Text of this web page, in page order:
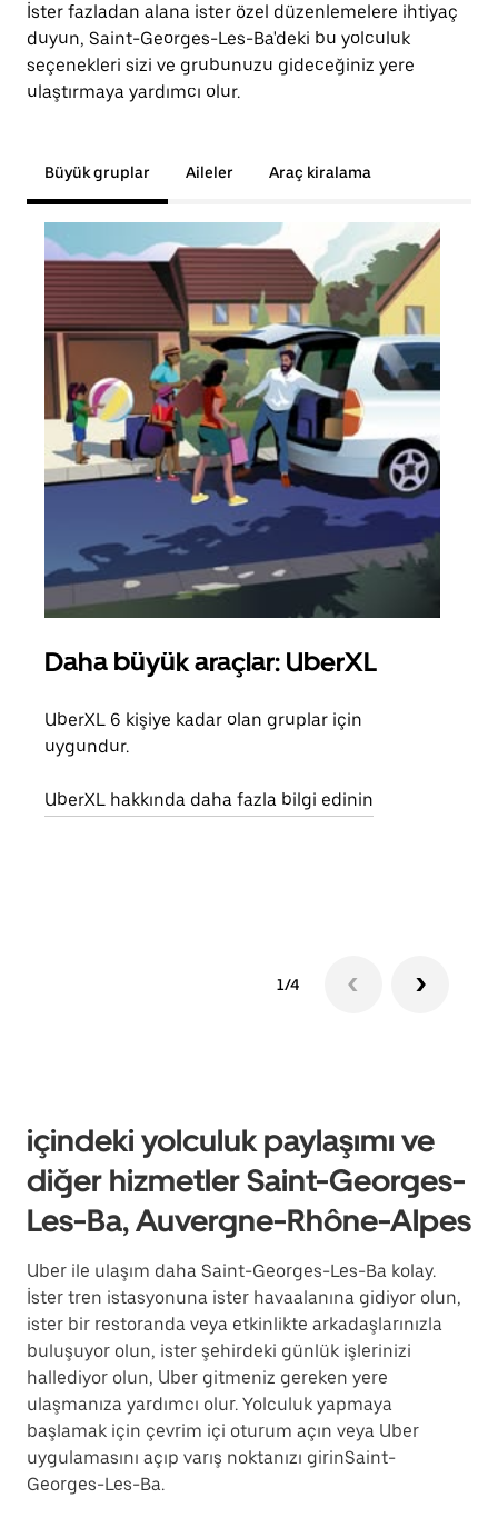
İster fazladan alana ister özel düzenlemelere ihtiyaç
duyun, Saint-Georges-Les-Ba'deki bu yolculuk
seçenekleri sizi ve grubunuzu gideceğiniz yere
ulaştırmaya yardımcı olur.
Büyük gruplar Aileler Araç kiralama
Daha büyük araçlar: UberXL
UberXL 6 kişiye kadar olan gruplar için
uygundur.
UberXL hakkında daha fazla bilgi edinin
1/4
içindeki yolculuk paylaşımı ve
diğer hizmetler Saint-Georges-
Les-Ba, Auvergne-Rhône-Alpes
Uber ile ulaşım daha Saint-Georges-Les-Ba kolay.
İster tren istasyonuna ister havaalanına gidiyor olun,
ister bir restoranda veya etkinlikte arkadaşlarınızla
buluşuyor olun, ister şehirdeki günlük işlerinizi
hallediyor olun, Uber gitmeniz gereken yere
ulaşmanıza yardımcı olur. Yolculuk yapmaya
başlamak için çevrim içi oturum açın veya Uber
uygulamasını açıp varış noktanızı girinSaint-
Georges-Les-Ba.